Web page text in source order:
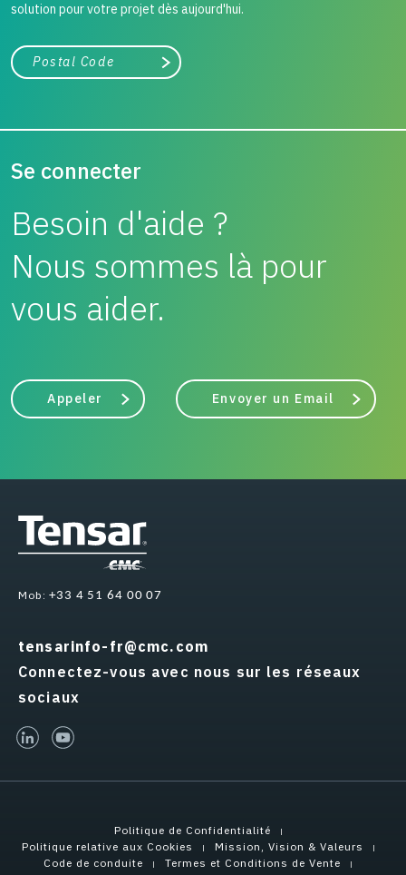
solution pour votre projet dès aujourd'hui.
Ville, état ou code postal
Chercher
Se connecter
Besoin d'aide ?
Nous sommes là pour
vous aider.
Appeler Envoyer un Email
Mob: +33 4 51 64 00 07
tensarinfo-fr@cmc.com
Connectez-vous avec nous sur les réseaux
sociaux
linked-inyoutube
Politique de Confidentialité
Politique relative aux Cookies
Mission, Vision & Valeurs
Code de conduite
Termes et Conditions de Vente